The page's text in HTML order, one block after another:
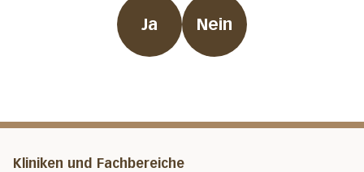
Ja Nein
Kliniken und Fachbereiche